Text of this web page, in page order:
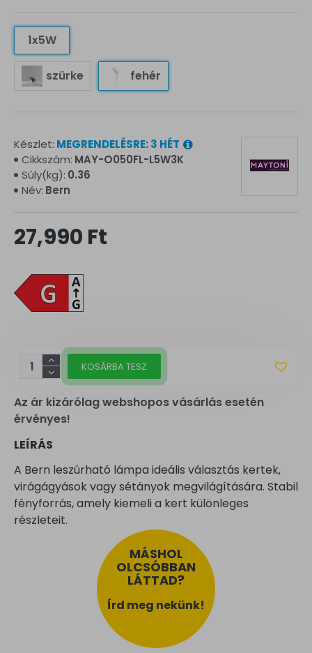
Az ár kizárólag webshopos vásárlás esetén
érvényes!
1x5W
szürke fehér
27,990 Ft
Készlet: MEGRENDELÉSRE: 3 HÉT
Cikkszám: MAY-O050FL-L5W3K
Súly(kg): 0.36
Név: Bern
KOSÁRBA TESZ
LEÍRÁS
A Bern leszúrható lámpa ideális választás kertek,
virágágyások vagy sétányok megvilágítására. Stabil
fényforrás, amely kiemeli a kert különleges
részleteit.
MÁSHOL
OLCSÓBBAN
LÁTTAD?
Írd meg nekünk!